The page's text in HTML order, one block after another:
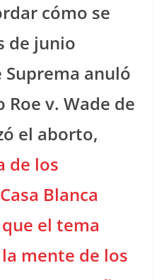
cómo se
de junio
anuló
v. Wade de
el aborto,
de los
Blanca
el tema
mente de los